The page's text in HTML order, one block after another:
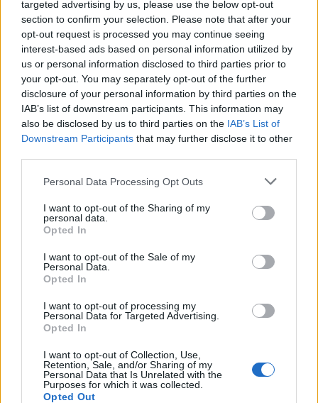
targeted advertising by us, please use the below opt-out
section to confirm your selection. Please note that after your
opt-out request is processed you may continue seeing
interest-based ads based on personal information utilized by
us or personal information disclosed to third parties prior to
your opt-out. You may separately opt-out of the further
disclosure of your personal information by third parties on the
IAB’s list of downstream participants. This information may
also be disclosed by us to third parties on the IAB’s List of
Downstream Participants that may further disclose it to other
Please note that this website/app uses one or more Google
not limited to your visit or usage behaviour. You may click to
grant or deny consent to Google and its third-party tags to
use your data for below specified purposes in below Google
consent section.
Personal Data Processing Opt Outs
I want to opt-out of the Sharing of my
personal data.
Opted In
I want to opt-out of the Sale of my
Personal Data.
Opted In
I want to opt-out of processing my
Personal Data for Targeted Advertising.
Opted In
I want to opt-out of Collection, Use,
Retention, Sale, and/or Sharing of my
Personal Data that Is Unrelated with the
Purposes for which it was collected.
Opted Out
Felidézték, május 9-én egyeztetésre hívták
Balog Zoltán minisztert, amire a tárca
egyoldalú tájékoztatási ajánlattal válaszolt,
ezt azonban a csoport elfogadhatatlannak
tartotta, így továbbra is elfoglalva tartotta a
Lumú előterét, kulturális és civil fórummá
nyilvánítva azt. A demonstrálók
hangsúlyozták, a múzeumfoglalás
befejeztével sem adják fel követeléseiket: a
kulturális irányítás átláthatóságát, az
intézményi és szakmai autonómiát, a
forráskivonások leállítását, az elvont
források kompenzálását, valamint a
közérdek és a közhaszon figyelembevételét a
támogatások elosztásánál. Elvárják továbbá a
szakmai alapú kulturális döntéseket, a
párbeszédet a kultúra és kultúrpolitika
szereplői között - közölték. A flashmob végén
a résztvevők bejelentették: átvonulnak a
Belügyminisztérium épülete elé, hogy
szolidaritásból csatlakozzanak a
nemzetbiztonsági törvény tervezett
módosítása ellen ott zajló demonstrációhoz.